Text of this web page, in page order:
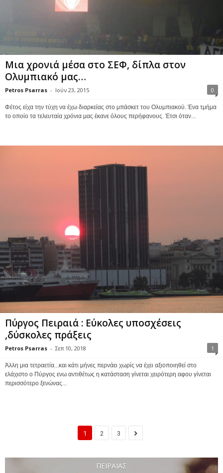
Μια χρονιά μέσα στο ΣΕΦ, δίπλα στον
Ολυμπιακό μας…
Petros Psarras - Ιούν 23, 2015 0
Φέτος είχα την τύχη να έχω διαρκείας στο μπάσκετ του Ολυμπιακού. Ένα τμήμα
το οποίο τα τελευταία χρόνια μας έκανε όλους περήφανους. Έτσι όταν...
Πύργος Πειραιά : Εύκολες υποσχέσεις
,δύσκολες πράξεις
Petros Psarras - Σεπ 10, 2018 1
Άλλη μια τετραετία...και κάτι μήνες περνάει χωρίς να έχει αξιοποιηθεί στο
ελάχιστο ο Πύργος ενω αντιθέτως η κατάσταση γίνεται χειρότερη αφου γίνεται
περισσότερο ξενώνας...
1 2 3
ΠΕΙΡΑΙΆΣ